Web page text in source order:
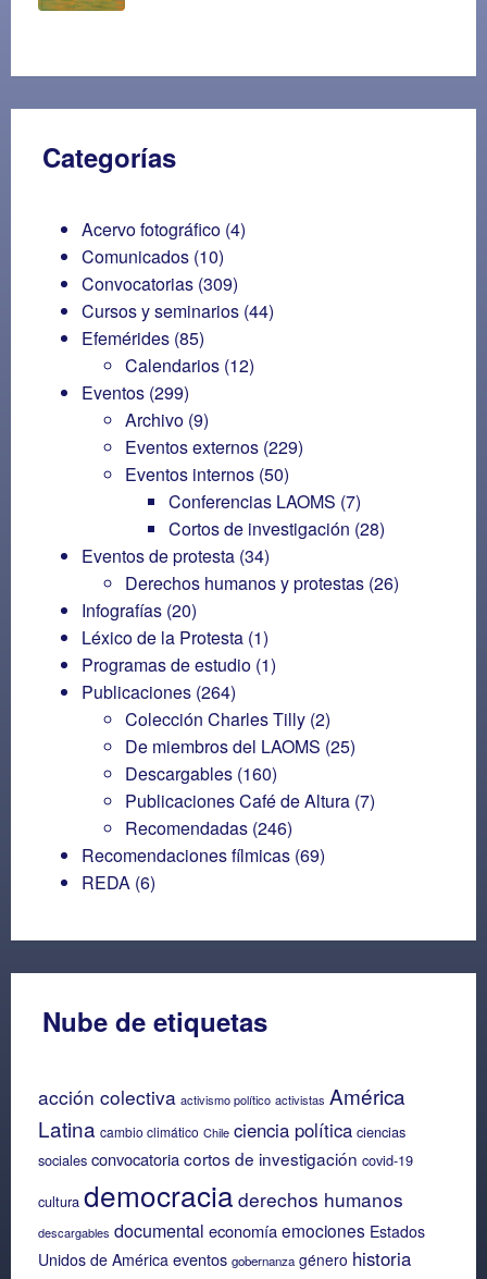
Categorías
Acervo fotográfico (4)
Comunicados (10)
Convocatorias (309)
Cursos y seminarios (44)
Efemérides (85)
Calendarios (12)
Eventos (299)
Archivo (9)
Eventos externos (229)
Eventos internos (50)
Conferencias LAOMS (7)
Cortos de investigación (28)
Eventos de protesta (34)
Derechos humanos y protestas (26)
Infografías (20)
Léxico de la Protesta (1)
Programas de estudio (1)
Publicaciones (264)
Colección Charles Tilly (2)
De miembros del LAOMS (25)
Descargables (160)
Publicaciones Café de Altura (7)
Recomendadas (246)
Recomendaciones fílmicas (69)
REDA (6)
Nube de etiquetas
acción colectiva activismo político activistas América
Latina cambio climático Chile ciencia política ciencias
sociales convocatoriacortos de investigación covid-19
cultura democracia derechos humanos
descargables documental economíaemociones Estados
Unidos de América eventos gobernanza género historia